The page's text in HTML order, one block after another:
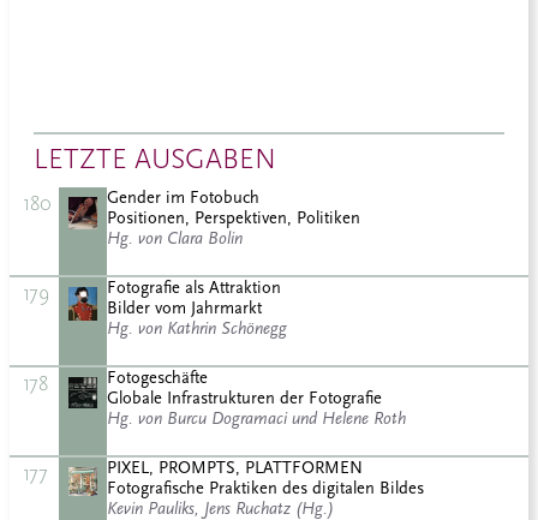
LETZTE AUSGABEN
180
Gender im Fotobuch
Positionen, Perspektiven, Politiken
Hg. von Clara Bolin
179
Fotografie als Attraktion
Bilder vom Jahrmarkt
Hg. von Kathrin Schönegg
178
Fotogeschäfte
Globale Infrastrukturen der Fotografie
Hg. von Burcu Dogramaci und Helene Roth
177
PIXEL, PROMPTS, PLATTFORMEN
Fotografische Praktiken des digitalen Bildes
Kevin Pauliks, Jens Ruchatz (Hg.)